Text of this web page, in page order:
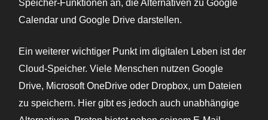
Speicher-Funktionen an, die Alternativen zu Google
Calendar und Google Drive darstellen.
Ein weiterer wichtiger Punkt im digitalen Leben ist der
Cloud-Speicher. Viele Menschen nutzen Google
Drive, Microsoft OneDrive oder Dropbox, um Dateien
zu speichern. Hier gibt es jedoch auch unabhängige